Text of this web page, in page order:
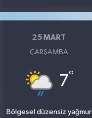
25 MART
ÇARŞAMBA
7°
Bölgesel düzensiz yağmur